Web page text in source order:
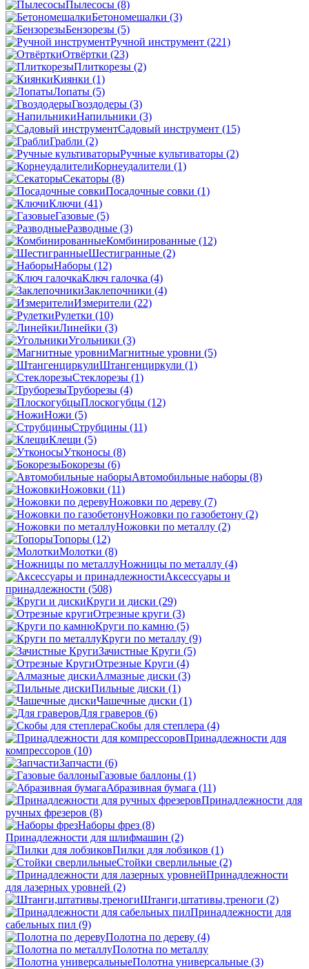
Пылесосы (8)
Бетономешалки (3)
Бензорезы (5)
Ручной инструмент (221)
Отвёртки (23)
Плиткорезы (2)
Киянки (1)
Лопаты (5)
Гвоздодеры (3)
Напильники (3)
Садовый инструмент (15)
Грабли (2)
Ручные культиваторы (2)
Корнеудалители (1)
Секаторы (8)
Посадочные совки (1)
Ключи (41)
Газовые (5)
Разводные (3)
Комбинированные (12)
Шестигранные (2)
Наборы (12)
Ключ галочка (4)
Заклепочники (4)
Измерители (22)
Рулетки (10)
Линейки (3)
Угольники (3)
Магнитные уровни (5)
Штангенциркули (1)
Стеклорезы (1)
Труборезы (4)
Плоскогубцы (12)
Ножи (5)
Струбцины (11)
Клещи (5)
Утконосы (8)
Бокорезы (6)
Автомобильные наборы (8)
Ножовки (11)
Ножовки по дереву (7)
Ножовки по газобетону (2)
Ножовки по металлу (2)
Топоры (12)
Молотки (8)
Ножницы по металлу (4)
Аксессуары и
принадлежности (508)
Круги и диски (29)
Отрезные круги (3)
Круги по камню (5)
Круги по металлу (9)
Зачистные Круги (5)
Отрезные Круги (4)
Алмазные диски (3)
Пильные диски (1)
Чашечные диски (1)
Для граверов (6)
Скобы для степлера (4)
Принадлежности для
компрессоров (10)
Запчасти (6)
Газовые баллоны (1)
Абразивная бумага (11)
Принадлежности для
ручных фрезеров (8)
Наборы фрез (8)
Принадлежности для шлифмашин (2)
Пилки для лобзиков (1)
Стойки сверлильные (2)
Принадлежности
для лазерных уровней (2)
Штанги,штативы,треноги (2)
Принадлежности для
сабельных пил (9)
Полотна по дереву (4)
Полотна по металлу
Полотна универсальные (3)